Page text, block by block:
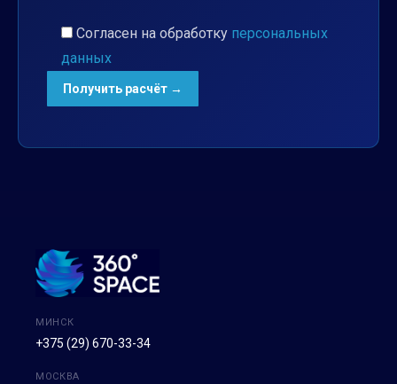
Согласен на обработку персональных
данных
МИНСК
+375 (29) 670-33-34
МОСКВА